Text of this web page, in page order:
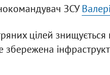
ЗСУ
цілей
збережена